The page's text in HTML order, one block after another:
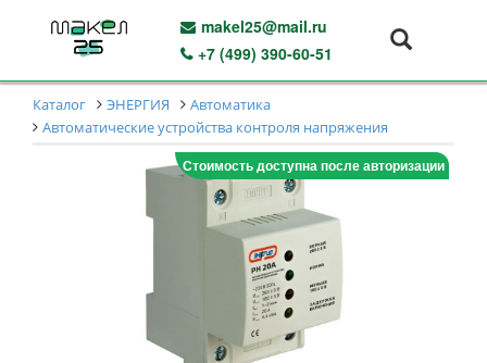
makel25@mail.ru
+7 (499) 390-60-51
Каталог ЭНЕРГИЯ
Автоматика
Автоматические устройства контроля напряжения
Стоимость доступна после авторизации